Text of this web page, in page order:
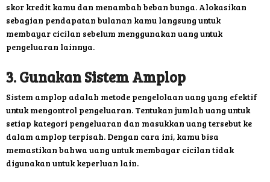
skor kredit kamu dan menambah beban bunga. Alokasikan
sebagian pendapatan bulanan kamu langsung untuk
membayar cicilan sebelum menggunakan uang untuk
pengeluaran lainnya.
3. Gunakan Sistem Amplop
Sistem amplop adalah metode pengelolaan uang yang efektif
untuk mengontrol pengeluaran. Tentukan jumlah uang untuk
setiap kategori pengeluaran dan masukkan uang tersebut ke
dalam amplop terpisah. Dengan cara ini, kamu bisa
memastikan bahwa uang untuk membayar cicilan tidak
digunakan untuk keperluan lain.